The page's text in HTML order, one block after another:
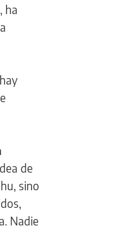
, ha
de
sino
Nadie